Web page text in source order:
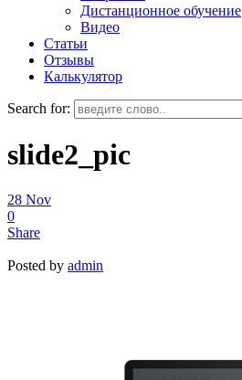
Дистанционное обучение
Видео
Статьи
Отзывы
Калькулятор
Search for:
slide2_pic
28 Nov
0
Share
Posted by admin